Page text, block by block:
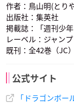
作者：鳥山明(とり
出版社：集英社
掲載誌：「週刊少
レーベル：ジャン
既刊：全42巻（JC
公式サイト
｢ドラゴンボー